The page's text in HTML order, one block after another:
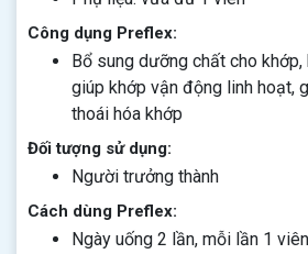
Công dụng Preflex:
Bổ sung dưỡng chất cho
giúp khớp vận động linh hoạt,
thoái hóa khớp
Đối tượng sử dụng:
Người trưởng thành
Cách dùng Preflex:
Ngày uống 2 lần, mỗi lần 1